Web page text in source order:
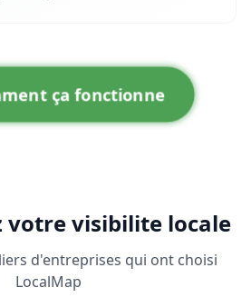
ça fonctionne
votre visibilite locale
d'entreprises qui ont choisi
LocalMap